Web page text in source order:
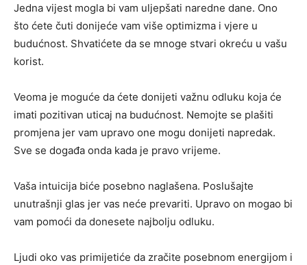
Jedna vijest mogla bi vam uljepšati naredne dane. Ono
što ćete čuti donijeće vam više optimizma i vjere u
budućnost. Shvatićete da se mnoge stvari okreću u vašu
korist.
Veoma je moguće da ćete donijeti važnu odluku koja će
imati pozitivan uticaj na budućnost. Nemojte se plašiti
promjena jer vam upravo one mogu donijeti napredak.
Sve se događa onda kada je pravo vrijeme.
Vaša intuicija biće posebno naglašena. Poslušajte
unutrašnji glas jer vas neće prevariti. Upravo on mogao bi
vam pomoći da donesete najbolju odluku.
Ljudi oko vas primijetiće da zračite posebnom energijom i